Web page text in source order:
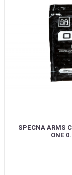
SPECNA ARMS
ONE